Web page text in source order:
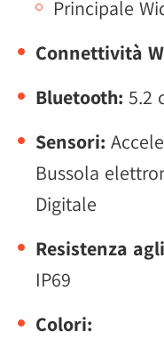
Principale
Connettività
Bluetooth: 5.2
Sensori:
Bussola
Digitale
Resistenza
IP69
Colori: